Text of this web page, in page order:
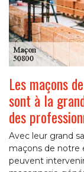
Les maçons
sont à la
des
Avec leur grand
maçons de notre
peuvent